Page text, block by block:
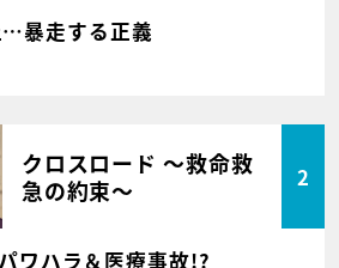
暴走する正義
クロスロード ～救命救
急の約束～
2
ワハラ＆医療事故!?